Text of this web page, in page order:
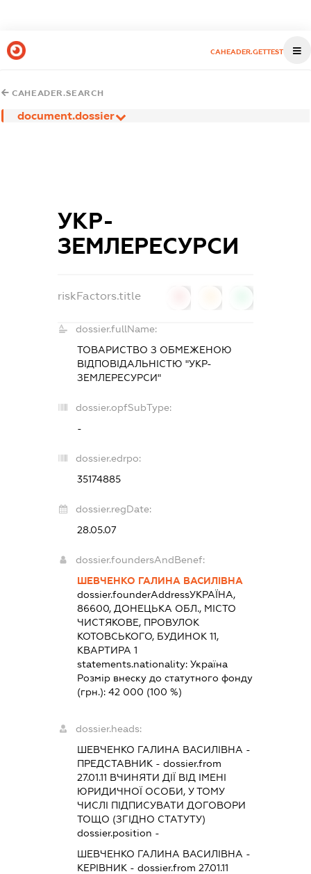
CAHEADER.GETTEST
CAHEADER.SEARCH
document.dossier
УКР-
ЗЕМЛЕРЕСУРСИ
riskFactors.title
dossier.fullName:
ТОВАРИСТВО З ОБМЕЖЕНОЮ
ВІДПОВІДАЛЬНІСТЮ "УКР-
ЗЕМЛЕРЕСУРСИ"
dossier.opfSubType:
-
dossier.edrpo:
35174885
dossier.regDate:
28.05.07
dossier.foundersAndBenef:
ШЕВЧЕНКО ГАЛИНА ВАСИЛІВНА
dossier.founderAddressУКРАЇНА,
86600, ДОНЕЦЬКА ОБЛ., МІСТО
ЧИСТЯКОВЕ, ПРОВУЛОК
КОТОВСЬКОГО, БУДИНОК 11,
КВАРТИРА 1
statements.nationality: Україна
Розмір внеску до статутного фонду
(грн.): 42 000 (100 %)
dossier.heads:
ШЕВЧЕНКО ГАЛИНА ВАСИЛІВНА -
ПРЕДСТАВНИК - dossier.from
27.01.11 ВЧИНЯТИ ДІЇ ВІД ІМЕНІ
ЮРИДИЧНОЇ ОСОБИ, У ТОМУ
ЧИСЛІ ПІДПИСУВАТИ ДОГОВОРИ
ТОЩО (ЗГІДНО СТАТУТУ)
dossier.position -
ШЕВЧЕНКО ГАЛИНА ВАСИЛІВНА -
КЕРІВНИК - dossier.from 27.01.11